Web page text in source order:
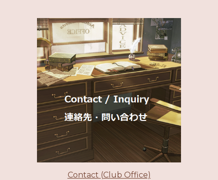
Contact (Club Office)